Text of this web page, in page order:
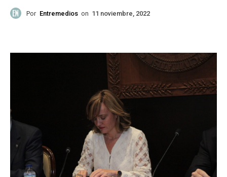
Por Entremedios on 11 noviembre, 2022